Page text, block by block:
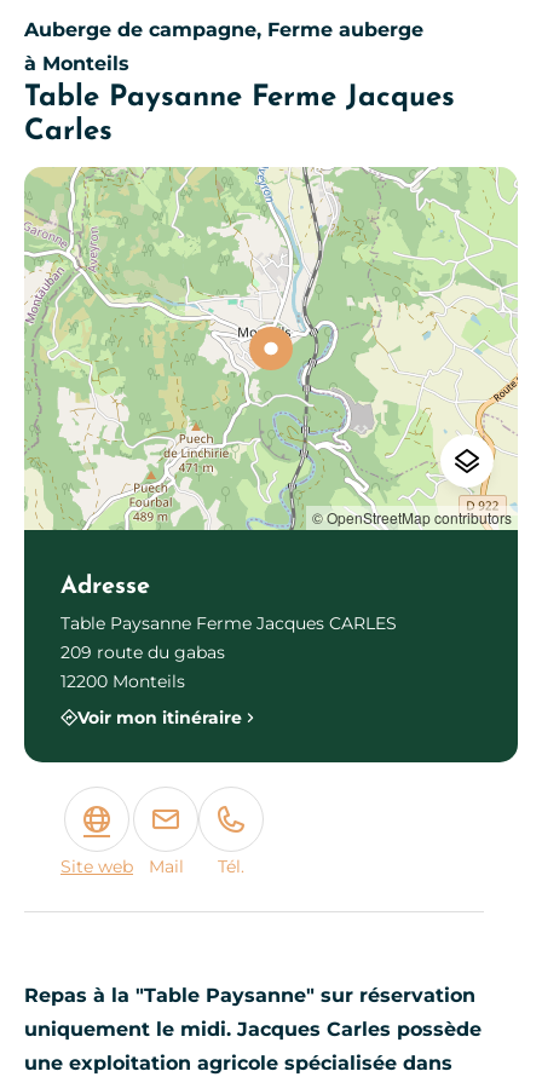
Auberge de campagne, Ferme auberge
à Monteils
Table Paysanne Ferme Jacques
Carles
Repas à la "Table Paysanne" sur réservation
uniquement le midi. Jacques Carles possède
une exploitation agricole spécialisée dans
© OpenStreetMap contributors
Adresse
Table Paysanne Ferme Jacques CARLES
209 route du gabas
12200 Monteils
Voir mon itinéraire
Site web Mail Tél.